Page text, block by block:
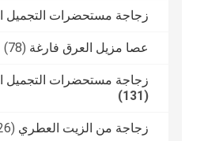
زجاجة مستحضرات التجميل
عصا مزيل العرق فارغة (78)
زجاجة مستحضرات التجميل
(131)
زجاجة من الزيت العطري (26)